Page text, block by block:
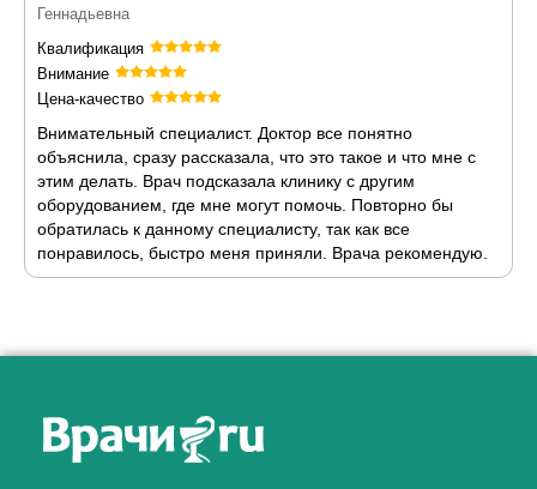
Геннадьевна
Квалификация
Внимание
Цена-качество
Внимательный специалист. Доктор все понятно
объяснила, сразу рассказала, что это такое и что мне с
этим делать. Врач подсказала клинику с другим
оборудованием, где мне могут помочь. Повторно бы
обратилась к данному специалисту, так как все
понравилось, быстро меня приняли. Врача рекомендую.